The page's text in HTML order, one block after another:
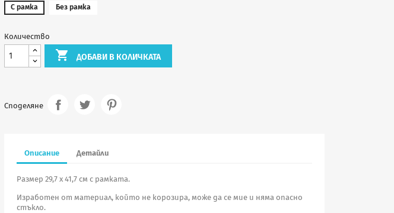
С рамка Без рамка
Количество
 ДОБАВИ В КОЛИЧКАТА
Споделяне
Описание Детайли
Размер 29,7 х 41,7 см с рамката.
Изработен от материал, който не корозира, може да се мие и няма опасно
стъкло.